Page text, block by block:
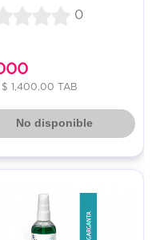
0
$ 1,400.00 TAB
No disponible